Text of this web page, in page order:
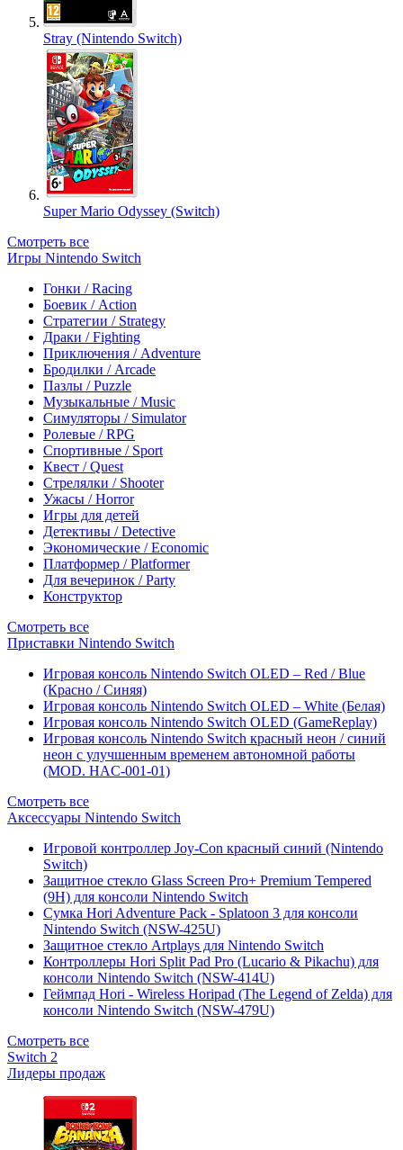
Stray (Nintendo Switch)
Super Mario Odyssey (Switch)
Смотреть все
Игры Nintendo Switch
Гонки / Racing
Боевик / Action
Стратегии / Strategy
Драки / Fighting
Приключения / Adventure
Бродилки / Arcade
Пазлы / Puzzle
Музыкальные / Music
Симуляторы / Simulator
Ролевые / RPG
Спортивные / Sport
Квест / Quest
Стрелялки / Shooter
Ужасы / Horror
Игры для детей
Детективы / Detective
Экономические / Economic
Платформер / Platformer
Для вечеринок / Party
Конструктор
Смотреть все
Приставки Nintendo Switch
Игровая консоль Nintendo Switch OLED – Red / Blue
(Красно / Синяя)
Игровая консоль Nintendo Switch OLED – White (Белая)
Игровая консоль Nintendo Switch OLED (GameReplay)
Игровая консоль Nintendo Switch красный неон / синий
неон с улучшенным временем автономной работы
(MOD. HAC-001-01)
Смотреть все
Аксессуары Nintendo Switch
Игровой контроллер Joy-Con красный синий (Nintendo
Switch)
Защитное стекло Glass Screen Pro+ Premium Tempered
(9H) для консоли Nintendo Switch
Сумка Hori Adventure Pack - Splatoon 3 для консоли
Nintendo Switch (NSW-425U)
Защитное стекло Artplays для Nintendo Switch
Контроллеры Hori Split Pad Pro (Lucario & Pikachu) для
консоли Nintendo Switch (NSW-414U)
Геймпад Hori - Wireless Horipad (The Legend of Zelda) для
консоли Nintendo Switch (NSW-479U)
Смотреть все
Switch 2
Лидеры продаж